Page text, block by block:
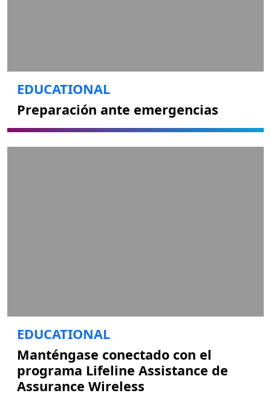
EDUCATIONAL
Preparación ante emergencias
EDUCATIONAL
Manténgase conectado con el
programa Lifeline Assistance de
Assurance Wireless